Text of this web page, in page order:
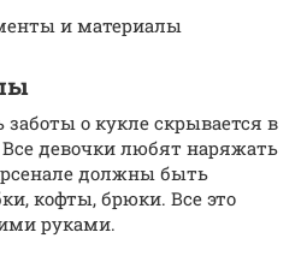
и материалы
о кукле скрывается в
Все девочки любят наряжать
должны быть
кофты, брюки. Все это
руками.